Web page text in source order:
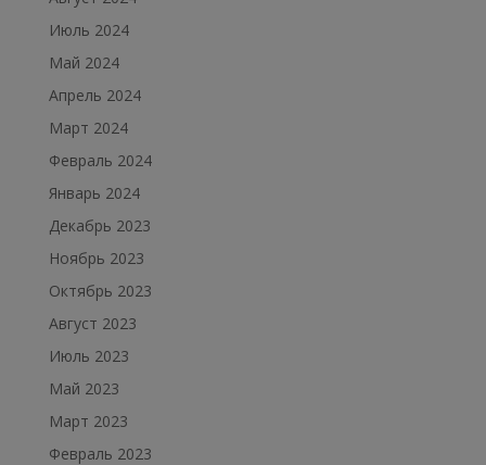
Июль 2024
Май 2024
Апрель 2024
Март 2024
Февраль 2024
Январь 2024
Декабрь 2023
Ноябрь 2023
Октябрь 2023
Август 2023
Июль 2023
Май 2023
Март 2023
Февраль 2023